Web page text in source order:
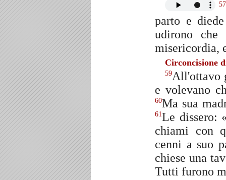
57
parto e
udirono
misericordia,
Circoncisione
59All'ottavo
e volevano
60Ma sua
61Le dissero:
chiami con
cenni a suo
chiese una
Tutti furono